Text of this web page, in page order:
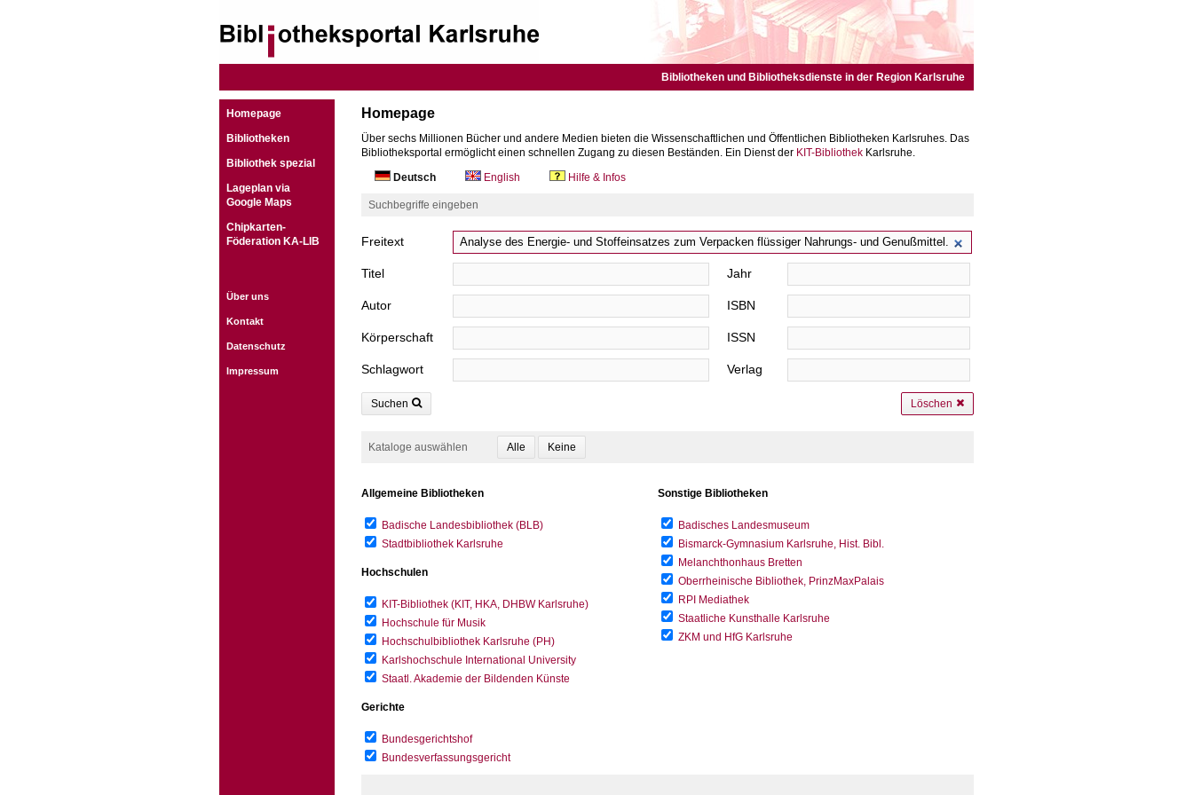
Bibliotheken und Bibliotheksdienste in der Region Karlsruhe
Homepage
Bibliotheken
Bibliothek spezial
Lageplan via
Google Maps
Chipkarten-
Föderation KA-LIB
Über uns
Kontakt
Datenschutz
Impressum
Homepage
Über sechs Millionen Bücher und andere Medien bieten die Wissenschaftlichen und Öffentlichen Bibliotheken Karlsruhes. Das
Bibliotheksportal ermöglicht einen schnellen Zugang zu diesen Beständen. Ein Dienst der KIT-Bibliothek Karlsruhe.
Deutsch
English Hilfe & Infos
Suchbegriffe eingeben
Freitext
Titel
Autor
Körperschaft
Schlagwort
Jahr
ISBN
ISSN
Verlag
Suchen Löschen
Kataloge auswählen
Allgemeine Bibliotheken
Badische Landesbibliothek (BLB)
Stadtbibliothek Karlsruhe
Hochschulen
KIT-Bibliothek (KIT, HKA, DHBW Karlsruhe)
Hochschule für Musik
Hochschulbibliothek Karlsruhe (PH)
Karlshochschule International University
Staatl. Akademie der Bildenden Künste
Gerichte
Bundesgerichtshof
Bundesverfassungsgericht
Sonstige Bibliotheken
Badisches Landesmuseum
Bismarck-Gymnasium Karlsruhe, Hist. Bibl.
Melanchthonhaus Bretten
Oberrheinische Bibliothek, PrinzMaxPalais
RPI Mediathek
Staatliche Kunsthalle Karlsruhe
ZKM und HfG Karlsruhe